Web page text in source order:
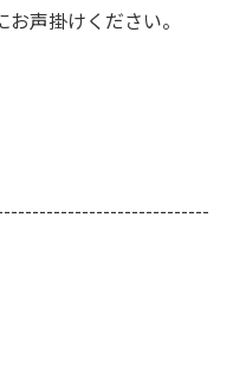
声掛けください。